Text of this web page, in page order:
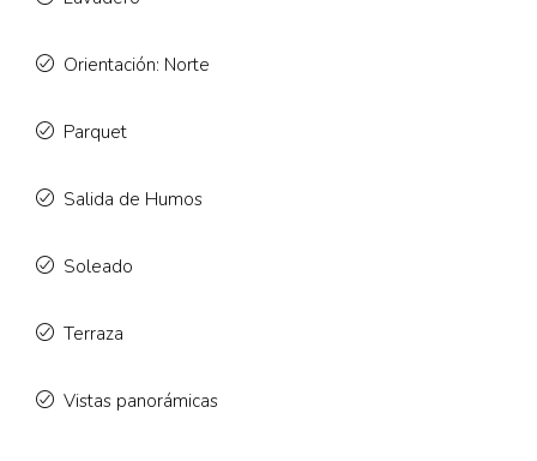
Orientación: Norte
Parquet
Salida de Humos
Soleado
Terraza
Vistas panorámicas